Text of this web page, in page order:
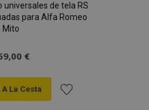
universales de tela RS
para Alfa Romeo
Mito
€
La Cesta